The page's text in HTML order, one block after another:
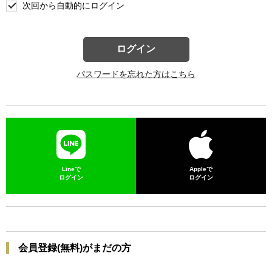
次回から自動的にログイン
ログイン
パスワードを忘れた方はこちら
Lineで
ログイン
Appleで
ログイン
会員登録(無料)がまだの方